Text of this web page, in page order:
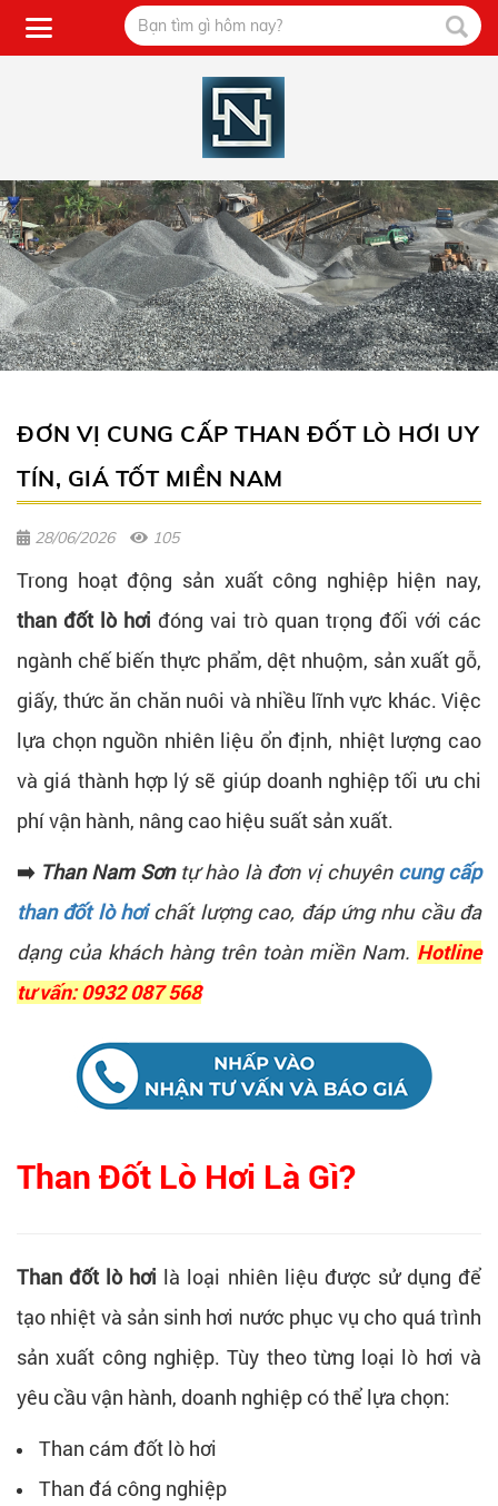
ĐƠN VỊ CUNG CẤP THAN ĐỐT LÒ HƠI UY
TÍN, GIÁ TỐT MIỀN NAM
28/06/2026 105
Trong hoạt động sản xuất công nghiệp hiện nay,
than đốt lò hơi đóng vai trò quan trọng đối với các
ngành chế biến thực phẩm, dệt nhuộm, sản xuất gỗ,
giấy, thức ăn chăn nuôi và nhiều lĩnh vực khác. Việc
lựa chọn nguồn nhiên liệu ổn định, nhiệt lượng cao
và giá thành hợp lý sẽ giúp doanh nghiệp tối ưu chi
phí vận hành, nâng cao hiệu suất sản xuất.
➡️ Than Nam Sơntự hào là đơn vị chuyên cung cấp
than đốt lò hơichất lượng cao, đáp ứng nhu cầu đa
dạng của khách hàng trên toàn miền Nam. Hotline
tư vấn: 0932 087 568
Than Đốt Lò Hơi Là Gì?
Than đốt lò hơi là loại nhiên liệu được sử dụng để
tạo nhiệt và sản sinh hơi nước phục vụ cho quá trình
sản xuất công nghiệp. Tùy theo từng loại lò hơi và
yêu cầu vận hành, doanh nghiệp có thể lựa chọn:
Than cám đốt lò hơi
Than đá công nghiệp